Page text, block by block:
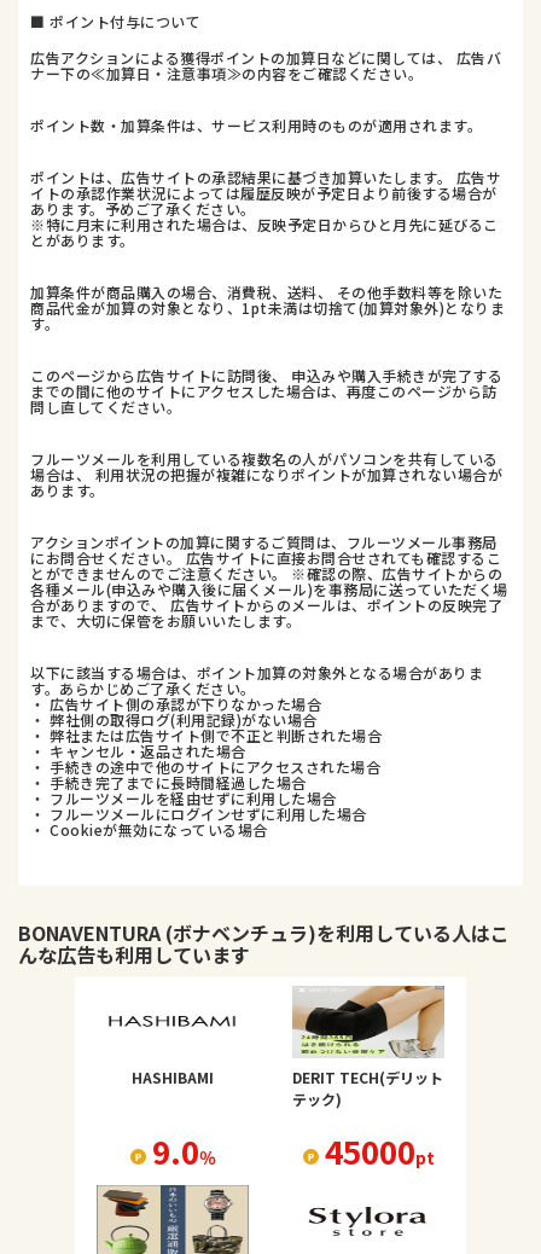
■ ポイント付与について
広告アクションによる獲得ポイントの加算日などに関しては、 広告バ
ナー下の≪加算日・注意事項≫の内容をご確認ください。
ポイント数・加算条件は、サービス利用時のものが適用されます。
ポイントは、広告サイトの承認結果に基づき加算いたします。 広告サ
イトの承認作業状況によっては履歴反映が予定日より前後する場合が
あります。予めご了承ください。
※特に月末に利用された場合は、反映予定日からひと月先に延びるこ
とがあります。
加算条件が商品購入の場合、消費税、送料、 その他手数料等を除いた
商品代金が加算の対象となり、1pt未満は切捨て(加算対象外)となりま
す。
このページから広告サイトに訪問後、 申込みや購入手続きが完了する
までの間に他のサイトにアクセスした場合は、再度このページから訪
問し直してください。
フルーツメールを利用している複数名の人がパソコンを共有している
場合は、 利用状況の把握が複雑になりポイントが加算されない場合が
あります。
アクションポイントの加算に関するご質問は、フルーツメール事務局
にお問合せください。 広告サイトに直接お問合せされても確認するこ
とができませんのでご注意ください。 ※確認の際、広告サイトからの
各種メール(申込みや購入後に届くメール)を事務局に送っていただく場
合がありますので、 広告サイトからのメールは、ポイントの反映完了
まで、大切に保管をお願いいたします。
以下に該当する場合は、ポイント加算の対象外となる場合がありま
す。あらかじめご了承ください。
・ 広告サイト側の承認が下りなかった場合
・ 弊社側の取得ログ(利用記録)がない場合
・ 弊社または広告サイト側で不正と判断された場合
・ キャンセル・返品された場合
・ 手続きの途中で他のサイトにアクセスされた場合
・ 手続き完了までに長時間経過した場合
・ フルーツメールを経由せずに利用した場合
・ フルーツメールにログインせずに利用した場合
・ Cookieが無効になっている場合
BONAVENTURA (ボナベンチュラ)を利用している人はこ
んな広告も利用しています
HASHIBAMI
9.0％
DERIT TECH(デリット
テック)
45000pt